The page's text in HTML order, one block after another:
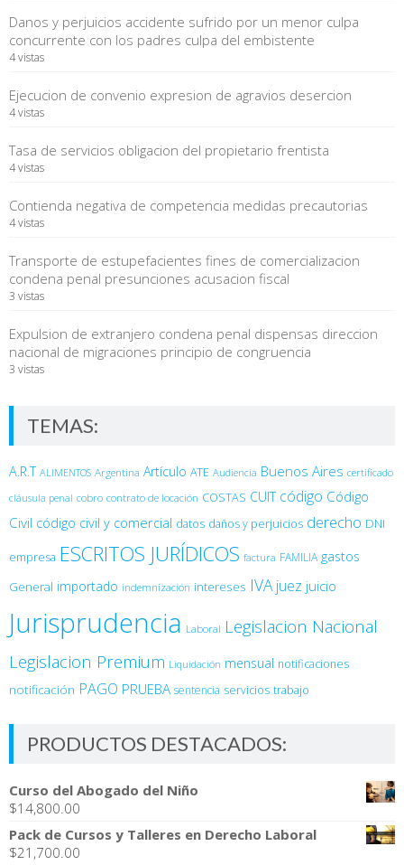
Danos y perjuicios accidente sufrido por un menor culpa
concurrente con los padres culpa del embistente
4 vistas
Ejecucion de convenio expresion de agravios desercion
4 vistas
Tasa de servicios obligacion del propietario frentista
4 vistas
Contienda negativa de competencia medidas precautorias
4 vistas
Transporte de estupefacientes fines de comercializacion
condena penal presunciones acusacion fiscal
3 vistas
Expulsion de extranjero condena penal dispensas direccion
nacional de migraciones principio de congruencia
3 vistas
TEMAS:
A.R.T ALIMENTOS Argentina Artículo ATE Audiencia Buenos Aires certificado
cláusula penal cobro contrato de locación COSTAS CUIT código Código
Civil código civil y comercial datos daños y perjuicios derecho DNI
empresa ESCRITOS JURÍDICOS factura FAMILIA gastos
General importado indemnización intereses IVA juez juicio
Jurisprudencia Laboral Legislacion Nacional
Legislacion Premium Liquidación mensual notificaciones
notificación PAGO PRUEBA sentencia servicios trabajo
PRODUCTOS DESTACADOS:
Curso del Abogado del Niño
$14,800.00
Pack de Cursos y Talleres en Derecho Laboral
$21,700.00